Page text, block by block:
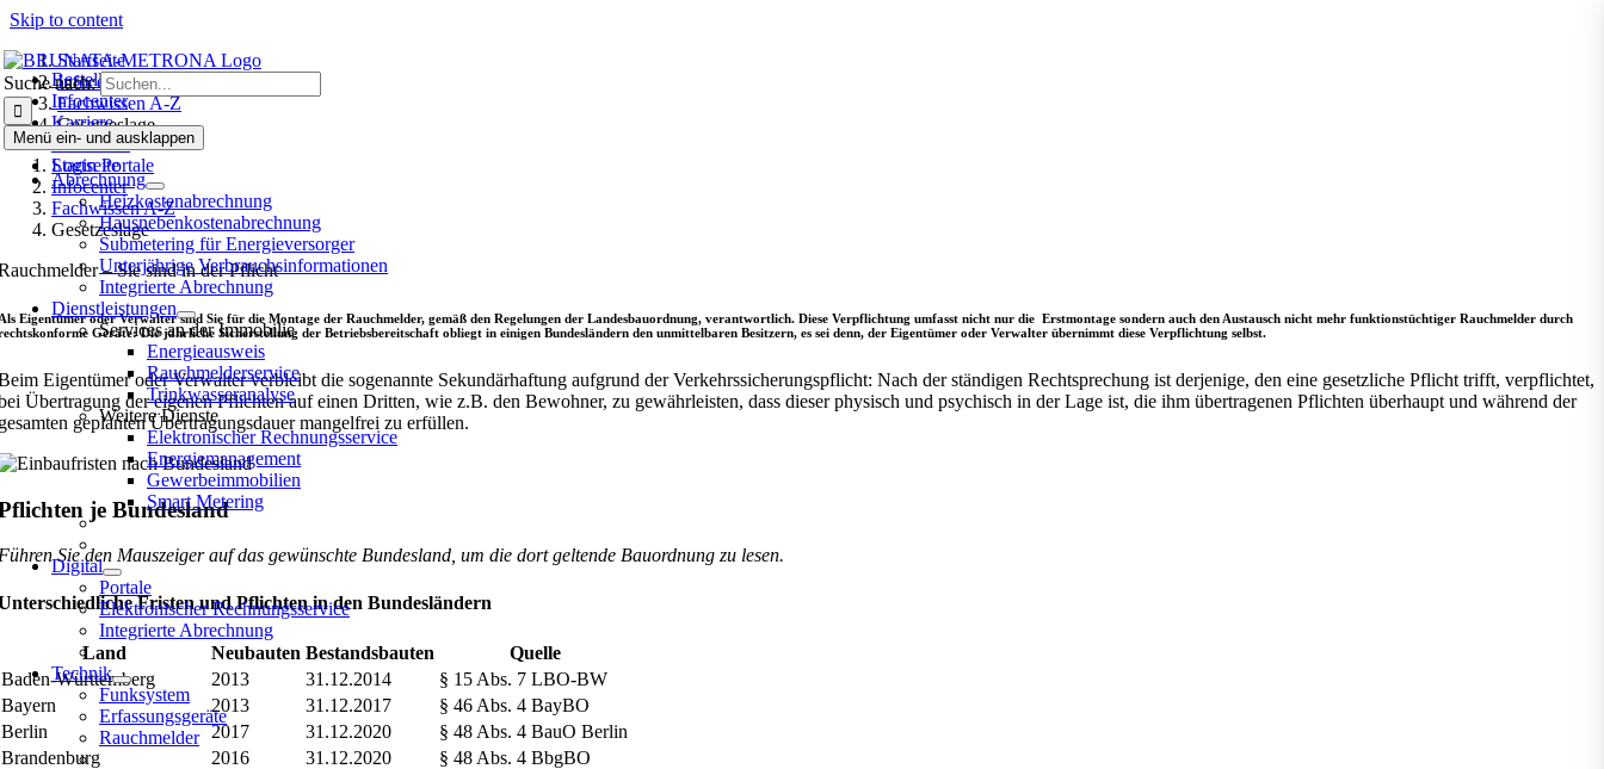
Skip to content
Bestellen
Infocenter
Karriere
Bewohner
Login Portale
Suche nach:
Menü ein- und ausklappen
Abrechnung
Heizkostenabrechnung
Hausneben­kosten­abrechnung
Submetering für Energieversorger
Unterjährige Verbrauchsinformationen
Integrierte Abrechnung
Dienstleistungen
Services an der Immobilie
Energieausweis
Rauchmelderservice
Trinkwasseranalyse
Weitere Dienste
Elektronischer Rechnungsservice
Energiemanagement
Gewerbeimmobilien
Smart Metering
Digital
Portale
Elektronischer Rechnungsservice
Integrierte Abrechnung
Technik
Funksystem
Erfassungsgeräte
Rauchmelder
Startseite
Infocenter
Fachwissen A-Z
Gesetzeslage
Startseite
Infocenter
Fachwissen A-Z
Gesetzeslage
– Sie sind in der Pflicht
Eigentümer oder Verwalter sind Sie für die Montage der Rauchmelder, gemäß den Regelungen der Landesbauordnung, verantwortlich. Diese Verpflichtung umfasst nicht nur die Erstmontage sondern auch den Austausch nicht mehr funktionstüchtiger Rauchmelder durch
Geräte: Die jährliche Sicherstellung der Betriebsbereitschaft obliegt in einigen Bundesländern den unmittelbaren Besitzern, es sei denn, der Eigentümer oder Verwalter übernimmt diese Verpflichtung selbst.
Eigentümer oder Verwalter verbleibt die sogenannte Sekundärhaftung aufgrund der Verkehrssicherungspflicht: Nach der ständigen Rechtsprechung ist derjenige, den eine gesetzliche Pflicht trifft, verpflichtet,
Übertragung der eigenen Pflichten auf einen Dritten, wie z.B. den Bewohner, zu gewährleisten, dass dieser physisch und psychisch in der Lage ist, die ihm übertragenen Pflichten überhaupt und während der
geplanten Übertragungsdauer mangelfrei zu erfüllen.
je Bundesland
Sie den Mauszeiger auf das gewünschte Bundesland, um die dort geltende Bauordnung zu lesen.
Fristen und Pflichten in den Bundesländern
Land Neubauten Bestandsbauten
Quelle
Baden-Württemberg
2013 31.12.2014
§ 15 Abs. 7 LBO-BW
Bayern
2013 31.12.2017
§ 46 Abs. 4 BayBO
Berlin
2017 31.12.2020
§ 48 Abs. 4 BauO Berlin
Brandenburg
2016 31.12.2020
§ 48 Abs. 4 BbgBO